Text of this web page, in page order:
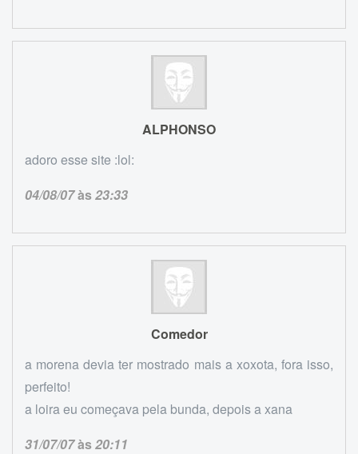
ALPHONSO
adoro esse site :lol:
04/08/07às23:33
Comedor
a morena devia ter mostrado mais a xoxota, fora isso,
perfeito!
a loira eu começava pela bunda, depois a xana
31/07/07às20:11